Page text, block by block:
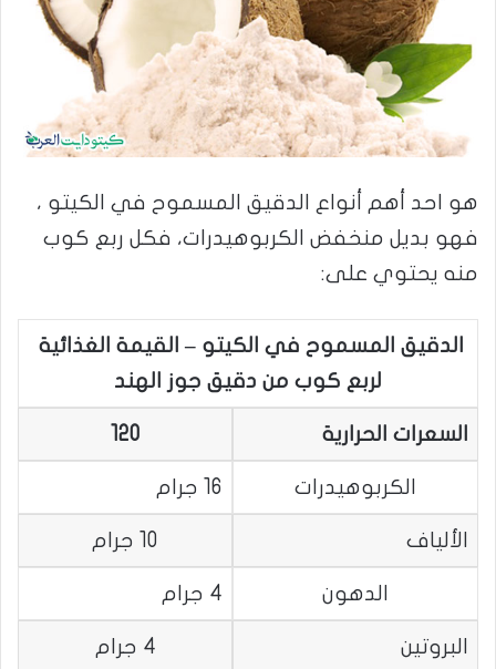
هو احد أهم أنواع الدقيق المسموح في الكيتو ،
فهو بديل منخفض الكربوهيدرات، فكل ربع كوب
منه يحتوي على:
الدقيق المسموح في الكيتو – القيمة الغذائية
لربع كوب من دقيق جوز الهند
السعرات الحرارية 120
الكربوهيدرات 16 جرام
الألياف 10 جرام
الدهون 4 جرام
البروتين 4 جرام